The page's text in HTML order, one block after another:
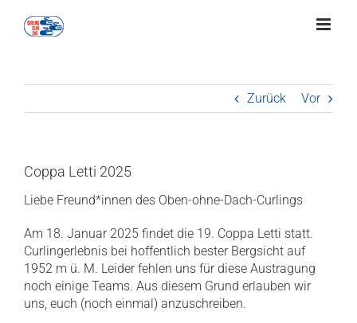
Inhalt
Zurück Vor
Coppa Letti 2025
Liebe Freund*innen des Oben-ohne-Dach-Curlings
Am 18. Januar 2025 findet die 19. Coppa Letti statt.
Curlingerlebnis bei hoffentlich bester Bergsicht auf
1952 m ü. M. Leider fehlen uns für diese Austragung
noch einige Teams. Aus diesem Grund erlauben wir
uns, euch (noch einmal) anzuschreiben.